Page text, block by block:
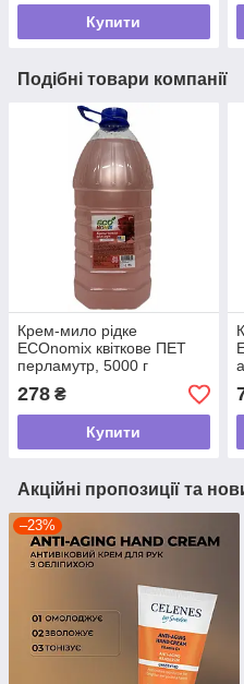
Купити
Подібні товари компанії
Крем-мило рідке
ECOnomix квіткове ПЕТ
перламутр, 5000 г
278 ₴
Купити
Акційні пропозиції та
–23%